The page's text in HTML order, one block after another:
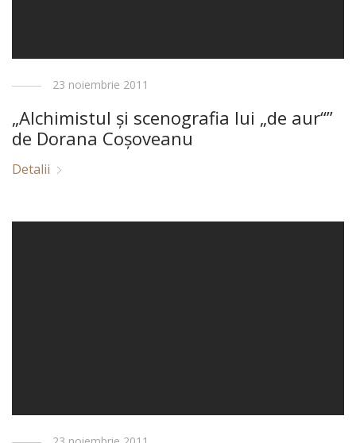
23 noiembrie 2011
„Alchimistul şi scenografia lui „de aur“”
de Dorana Coşoveanu
Detalii